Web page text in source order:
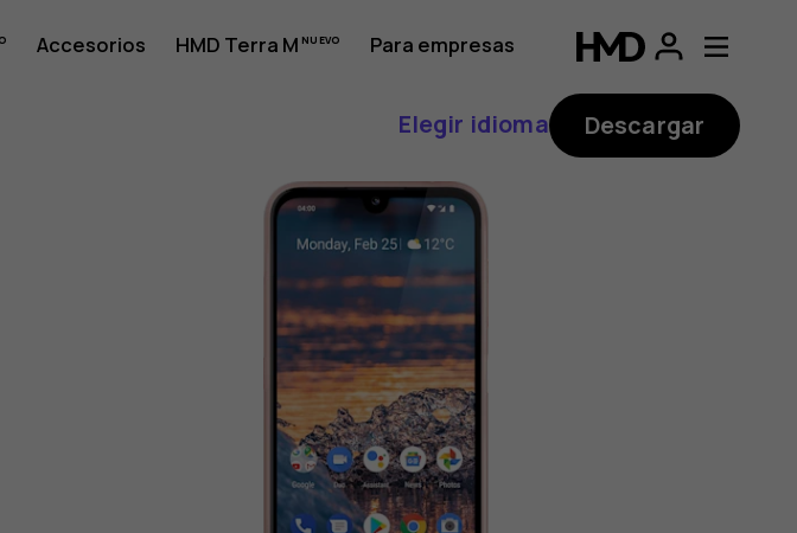
Accesorios HMD Terra M
Para empresas
Elegir idioma Descargar